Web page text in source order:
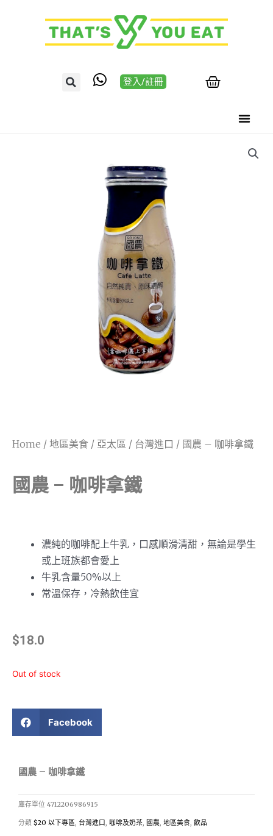
登入/註冊
Home / 地區美食 / 亞太區 / 台灣進口 / 國農 – 咖啡拿鐵
國農 – 咖啡拿鐵
濃純的咖啡配上牛乳，口感順滑清甜，無論是學生
或上班族都會愛上
牛乳含量50%以上
常溫保存，冷熱飲佳宜
$18.0
Out of stock
Facebook
國農 – 咖啡拿鐵
庫存單位 4712206986915
分類 $20 以下專區, 台灣進口, 咖啡及奶茶, 國農, 地區美食, 飲品